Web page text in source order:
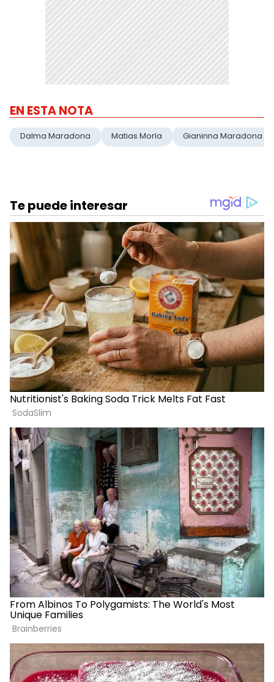
EN ESTA NOTA
Dalma Maradona Matias Morla Gianinna Maradona